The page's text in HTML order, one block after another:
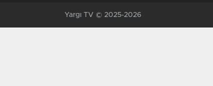
Yargı TV © 2025-2026